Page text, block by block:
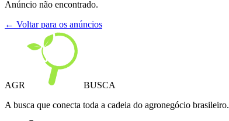
Anúncio não encontrado.
← Voltar para os anúncios
AGR
BUSCA
A busca que conecta toda a cadeia do agronegócio brasileiro.